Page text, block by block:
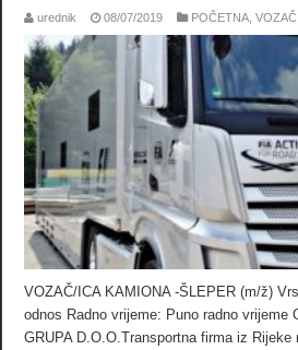
urednik 08/07/2019 POČETNA ,VOZAČI
VOZAČ/ICA KAMIONA -ŠLEPER (m/ž)
odnos Radno vrijeme: Puno radno vrijeme
GRUPA D.O.O.Transportna firma iz Rijeke